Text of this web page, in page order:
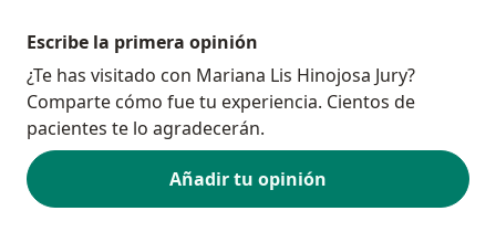
Escribe la primera opinión
¿Te has visitado con Mariana Lis Hinojosa Jury?
Comparte cómo fue tu experiencia. Cientos de
pacientes te lo agradecerán.
Añadir tu opinión